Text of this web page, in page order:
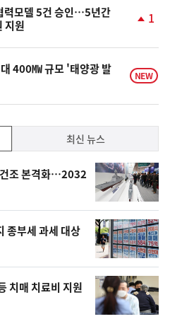
력모델 5건 승인…5년간
지원
상
승
1
400㎿ 규모 '태양광 발
NEW
최신 뉴스
조 본격화…2032
종부세 과세 대상
치매 치료비 지원